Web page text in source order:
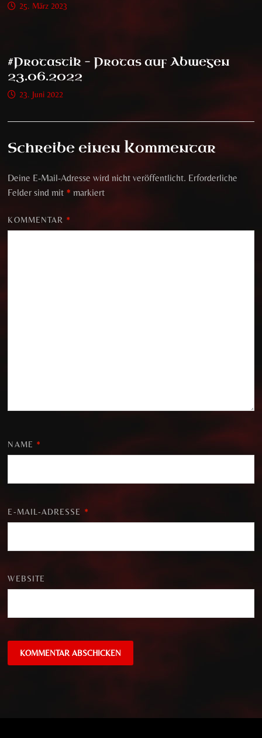
25. März 2023
#Protastik – Protas auf Abwegen
23.06.2022
23. Juni 2022
Schreibe einen Kommentar
Deine E-Mail-Adresse wird nicht veröffentlicht. Erforderliche
Felder sind mit * markiert
KOMMENTAR *
NAME *
E-MAIL-ADRESSE *
WEBSITE